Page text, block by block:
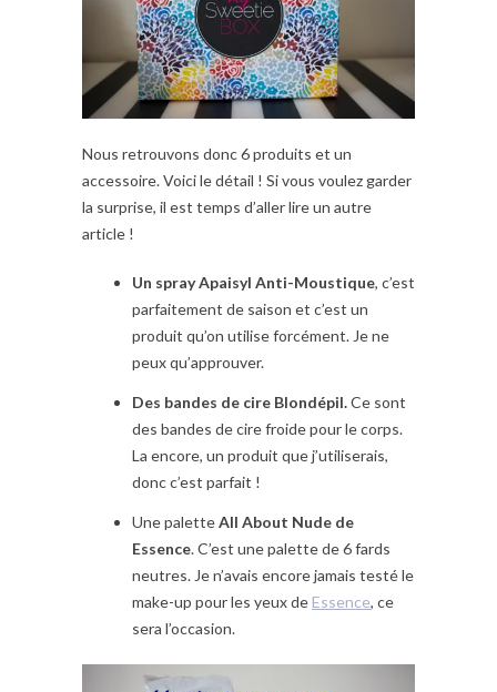
Nous retrouvons donc 6 produits et un
accessoire. Voici le détail ! Si vous voulez garder
la surprise, il est temps d’aller lire un autre
article !
Un spray Apaisyl Anti-Moustique, c’est
parfaitement de saison et c’est un
produit qu’on utilise forcément. Je ne
peux qu’approuver.
Des bandes de cire Blondépil.Ce sont
des bandes de cire froide pour le corps.
La encore, un produit que j’utiliserais,
donc c’est parfait !
Une paletteAll About Nude de
Essence. C’est une palette de 6 fards
neutres. Je n’avais encore jamais testé le
make-up pour les yeux de Essence, ce
sera l’occasion.